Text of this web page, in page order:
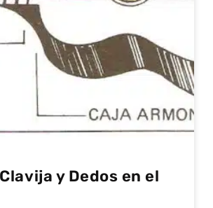
y Dedos en el